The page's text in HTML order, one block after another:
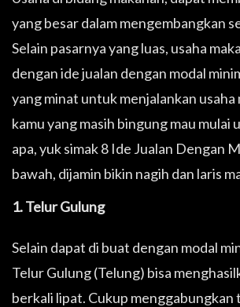
yang besar dalam mengembangkan
Selain pasarnya yang luas, usaha
dengan ide jualan dengan modal
yang minat untuk menjalankan usaha
kamu yang masih bingung mau mulai
apa, yuk simak 8 Ide Jualan Dengan
bawah, dijamin bikin nagih dan laris
1. Telur Gulung
Selain dapat di buat dengan modal
Telur Gulung (Telung) bisa
berkali lipat. Cukup menggabungkan